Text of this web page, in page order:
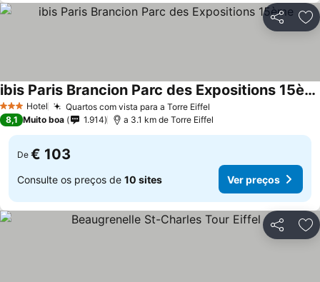
Partilhar
3 EstrelasHotel Quartos com vista para a Torre Eiffel
ibis Paris Brancion Parc des Expositions 15ème
8,1 Muito boa 1.914 a 3.1 km de Torre Eiffel
De € 103
Consulte os preços de 10 sites Ver preços
Partilhar